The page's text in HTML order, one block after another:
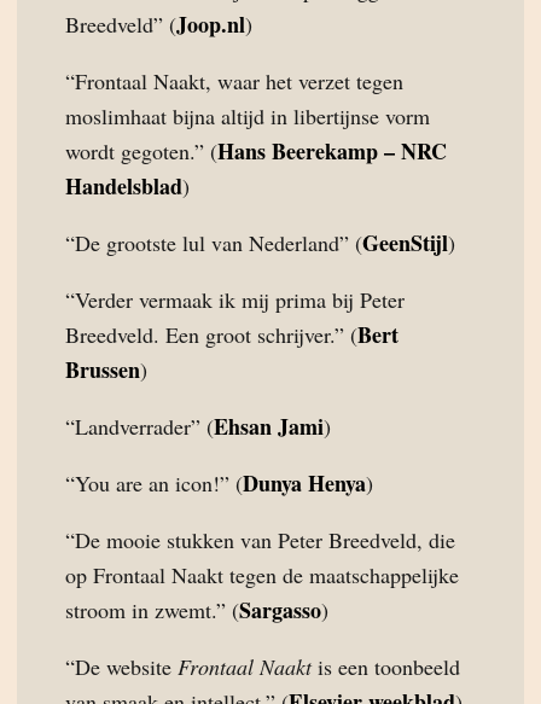
Breedveld” (Joop.nl)
“Frontaal Naakt, waar het verzet tegen
moslimhaat bijna altijd in libertijnse vorm
wordt gegoten.” (Hans Beerekamp – NRC
Handelsblad)
“De grootste lul van Nederland” (GeenStijl)
“Verder vermaak ik mij prima bij Peter
Breedveld. Een groot schrijver.” (Bert
Brussen)
“Landverrader” (Ehsan Jami)
“You are an icon!” (Dunya Henya)
“De mooie stukken van Peter Breedveld, die
op Frontaal Naakt tegen de maatschappelijke
stroom in zwemt.” (Sargasso)
“De website Frontaal Naaktis een toonbeeld